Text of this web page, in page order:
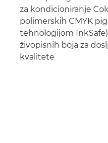
za kondicioniranje
polimerskih CMYK
tehnologijom
živopisnih boja za
kvalitete